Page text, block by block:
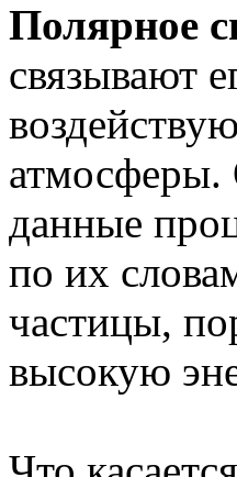
Полярное
связывают
атмосферы.
данные
по их
частицы,
высокую